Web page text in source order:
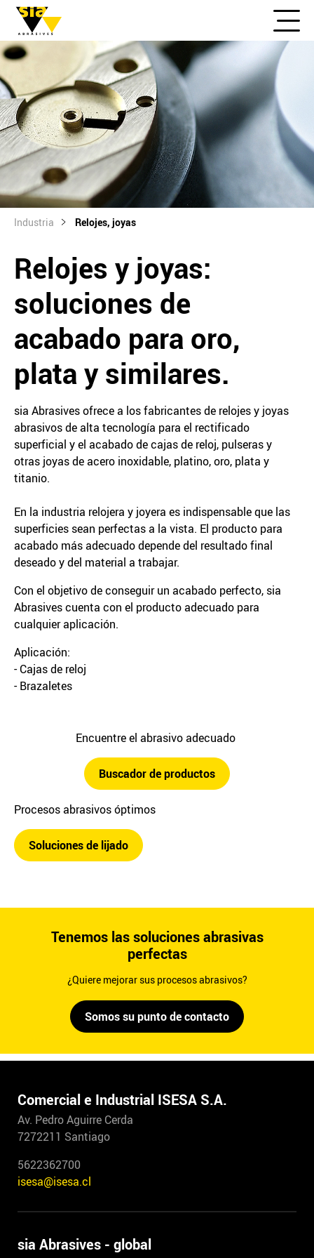
Industria Relojes, joyas
Relojes y joyas:
soluciones de
acabado para oro,
plata y similares.
sia Abrasives ofrece a los fabricantes de relojes y joyas
abrasivos de alta tecnología para el rectificado
superficial y el acabado de cajas de reloj, pulseras y
otras joyas de acero inoxidable, platino, oro, plata y
titanio.
En la industria relojera y joyera es indispensable que las
superficies sean perfectas a la vista. El producto para
acabado más adecuado depende del resultado final
deseado y del material a trabajar.
Con el objetivo de conseguir un acabado perfecto, sia
Abrasives cuenta con el producto adecuado para
cualquier aplicación.
Aplicación:
- Cajas de reloj
- Brazaletes
Encuentre el abrasivo adecuado
Buscador de productos
Procesos abrasivos óptimos
Soluciones de lijado
Tenemos las soluciones abrasivas
perfectas
¿Quiere mejorar sus procesos abrasivos?
Somos su punto de contacto
Comercial e Industrial ISESA S.A.
Av. Pedro Aguirre Cerda
7272211 Santiago
5622362700
isesa@isesa.cl
sia Abrasives - global